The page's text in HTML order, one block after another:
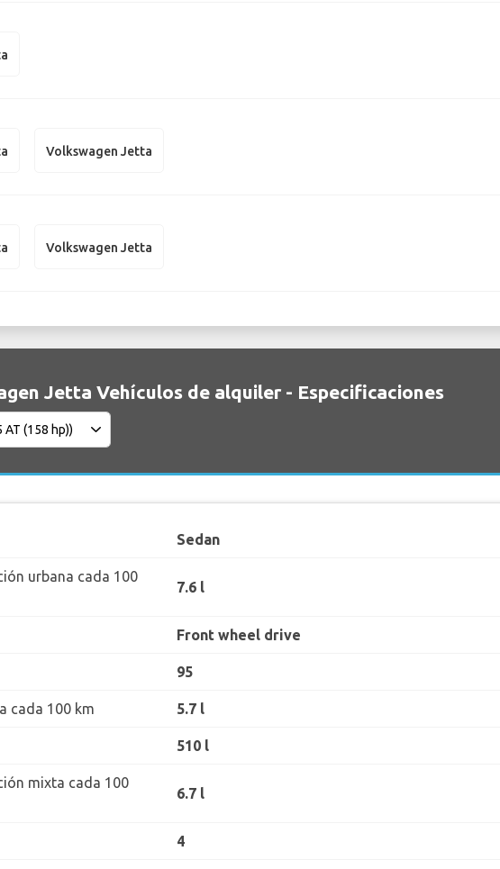
Volkswagen Jetta
Volkswagen Jetta
Jetta Vehículos de alquiler - Especificaciones
Sedan
urbana cada 100
7.6 l
Front wheel drive
95
cada 100 km 5.7 l
510 l
mixta cada 100
6.7 l
4